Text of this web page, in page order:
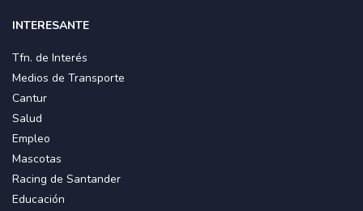
INTERESANTE
Tfn. de Interés
Medios de Transporte
Cantur
Salud
Empleo
Mascotas
Racing de Santander
Educación